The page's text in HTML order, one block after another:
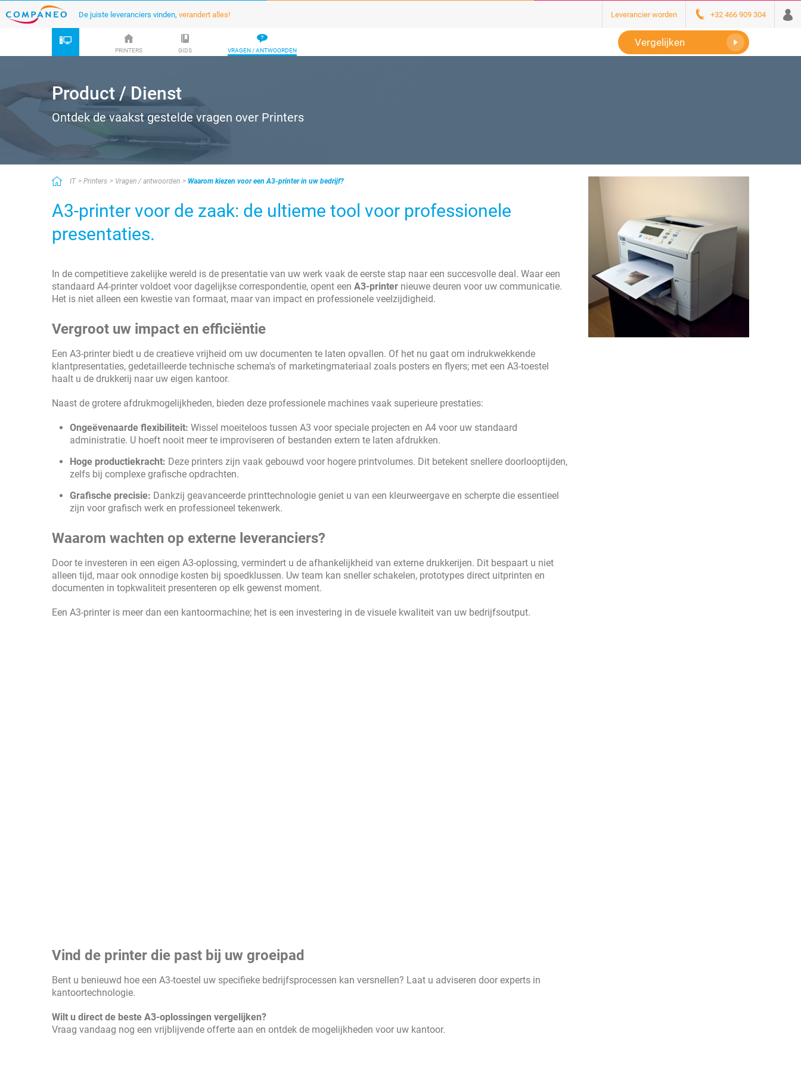
De juiste leveranciers vinden, verandert alles! Leverancier worden +32 466 909 304
PRINTERS GIDS VRAGEN / ANTWOORDEN
Vergelijken
Product / Dienst
Ontdek de vaakst gestelde vragen over Printers
IT Printers Vragen / antwoorden Waarom kiezen voor een A3-printer in uw bedrijf?
A3-printer voor de zaak: de ultieme tool voor professionele
presentaties.
In de competitieve zakelijke wereld is de presentatie van uw werk vaak de eerste stap naar een succesvolle deal. Waar een
standaard A4-printer voldoet voor dagelijkse correspondentie, opent een A3-printer nieuwe deuren voor uw communicatie.
Het is niet alleen een kwestie van formaat, maar van impact en professionele veelzijdigheid.
Vergroot uw impact en efficiëntie
Een A3-printer biedt u de creatieve vrijheid om uw documenten te laten opvallen. Of het nu gaat om indrukwekkende
klantpresentaties, gedetailleerde technische schema's of marketingmateriaal zoals posters en flyers; met een A3-toestel
haalt u de drukkerij naar uw eigen kantoor.
Naast de grotere afdrukmogelijkheden, bieden deze professionele machines vaak superieure prestaties:
Ongeëvenaarde flexibiliteit: Wissel moeiteloos tussen A3 voor speciale projecten en A4 voor uw standaard
administratie. U hoeft nooit meer te improviseren of bestanden extern te laten afdrukken.
Hoge productiekracht: Deze printers zijn vaak gebouwd voor hogere printvolumes. Dit betekent snellere doorlooptijden,
zelfs bij complexe grafische opdrachten.
Grafische precisie: Dankzij geavanceerde printtechnologie geniet u van een kleurweergave en scherpte die essentieel
zijn voor grafisch werk en professioneel tekenwerk.
Waarom wachten op externe leveranciers?
Door te investeren in een eigen A3-oplossing, vermindert u de afhankelijkheid van externe drukkerijen. Dit bespaart u niet
alleen tijd, maar ook onnodige kosten bij spoedklussen. Uw team kan sneller schakelen, prototypes direct uitprinten en
documenten in topkwaliteit presenteren op elk gewenst moment.
Een A3-printer is meer dan een kantoormachine; het is een investering in de visuele kwaliteit van uw bedrijfsoutput.
Vind de printer die past bij uw groeipad
Bent u benieuwd hoe een A3-toestel uw specifieke bedrijfsprocessen kan versnellen? Laat u adviseren door experts in
kantoortechnologie.
Wilt u direct de beste A3-oplossingen vergelijken?
Vraag vandaag nog een vrijblijvende offerte aan en ontdek de mogelijkheden voor uw kantoor.